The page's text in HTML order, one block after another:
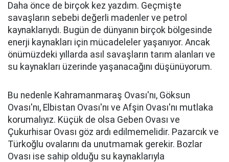
Daha önce de birçok kez yazdım. Geçmişte
savaşların sebebi değerli madenler ve petrol
kaynaklarıydı. Bugün de dünyanın birçok bölgesinde
enerji kaynakları için mücadeleler yaşanıyor. Ancak
önümüzdeki yıllarda asıl savaşların tarım alanları ve
su kaynakları üzerinde yaşanacağını düşünüyorum.
Bu nedenle Kahramanmaraş Ovası'nı, Göksun
Ovası'nı, Elbistan Ovası'nı ve Afşin Ovası'nı mutlaka
korumalıyız. Küçük de olsa Geben Ovası ve
Çukurhisar Ovası göz ardı edilmemelidir. Pazarcık ve
Türkoğlu ovalarını da unutmamak gerekir. Bozlar
Ovası ise sahip olduğu su kaynaklarıyla